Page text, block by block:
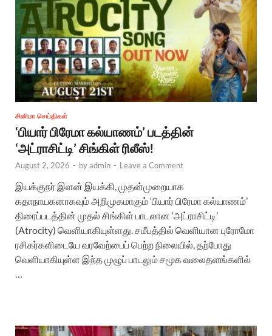
சினிமா செய்திகள்
‘பியார் பிரேமா கல்யாணம்’ படத்தின்
‘அட்ராசிட்டி’ சிங்கிள் ரிலீஸ்!
August 2, 2026 - byadmin - Leave a Comment
இயக்குநர் இளன் இயக்கி, முதன்முறையாக
கதாநாயகனாகவும் அறிமுகமாகும் ‘பியார் பிரேமா கல்யாணம்’
திரைப்படத்தின் முதல் சிங்கிள் பாடலான ‘அட்ராசிட்டி’
(Atrocity) வெளியாகியுள்ளது. சமீபத்தில் வெளியான புரோமோ
ரசிகர்களிடையே வரவேற்பைப் பெற்ற நிலையில், தற்போது
வெளியாகியுள்ள இந்த முழுப் பாடலும் சமூக வலைதளங்களில்
…